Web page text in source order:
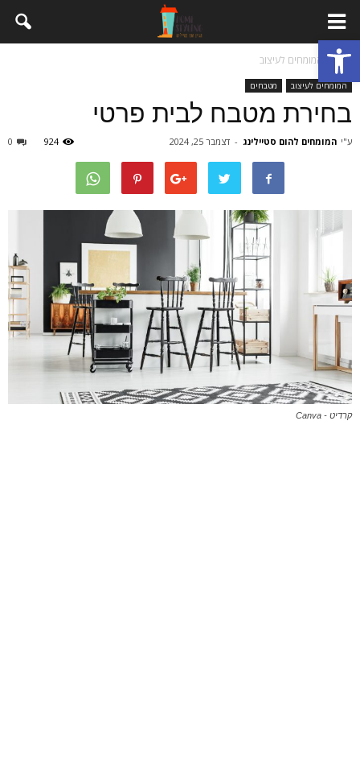
פתח סרגל נגישות
בית המומחים לעיצוב
המומחים לעיצוב מטבחים
בחירת מטבח לבית פרטי
ע"י המומחים להום סטיילינג - דצמבר 25, 2024 0 924
קרדיט - Canva